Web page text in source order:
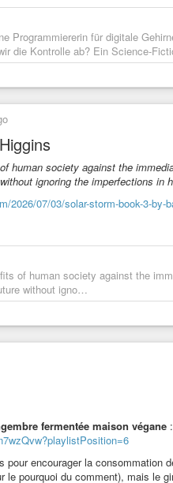
lucide» : https://
» :https://indymotion.fr/w/
des urgences civilisationnelles
Les pages déchirées-
#auteur #ecrivain #écrivain
#écologie #vegan #végan #vegane
Programmiererin für digitale
die Kontrolle ab? Ein Science-
human society against the
ignoring the imperfections in
2026/07/03/solar-storm-book-3-by-
of human society against the
without igno…
fermentée maison végane :
encourager la consommation
le pourquoi du comment), mais le